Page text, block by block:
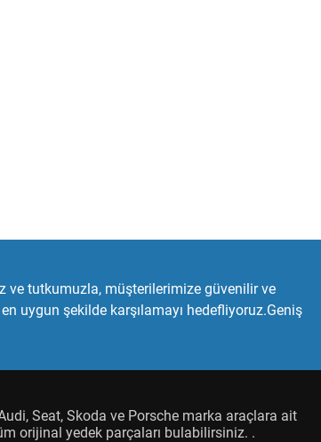
ve tutkumuzla, müşterilerimize güvenilir ve
uygun şekilde karşılamayı hedefliyoruz.Geniş
artırabilirsiniz.Müşteri memnuniyetini her
parçalarla sizlere hizmet vermekten mutluluk
ulaşın!
Seat, Skoda ve Porsche marka araçlara ait
orijinal yedek parçaları bulabilirsiniz. .